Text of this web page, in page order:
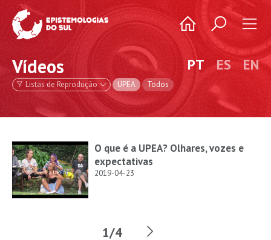
PT ES EN
Vídeos
Listas de Reprodução UPEA Todos
O que é a UPEA? Olhares, vozes e
expectativas
2019-04-23
1/4